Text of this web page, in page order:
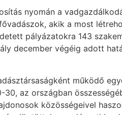
nyomán a
akik a most
pályázatokra 143
december végéig adott
működő
az országban
közösségeivel